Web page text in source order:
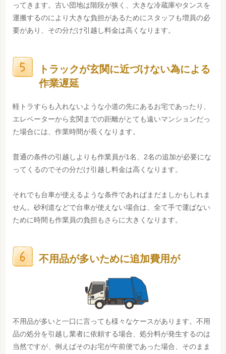
ってきます。古い団地は階段が狭く、大きな冷蔵庫やタンスを
運搬するのにより大きな負担があるためにスタッフも増員の必
要があり、その分だけ引越し料金は高くなります。
トラックが玄関に近づけない為による
作業遅延
軽トラすらも入れないような小道の先にあるお宅であったり、
エレベーターから玄関までの距離がとても遠いマンションだっ
た場合には、作業時間が長くなります。
普通の条件の引越しよりも作業員が1名、2名の追加が必要にな
ってくるのでその分だけ引越し料金は高くなります。
それでも台車が使えるような条件であればまだましかもしれま
せん。砂利道などで台車が使えない場合は、全て手で運ばない
ために時間も作業員の負担もさらに大きくなります。
不用品が多いために追加費用が
不用品が多いと一口に言っても様々なケースがあります。不用
品の処分を引越し業者に依頼する場合、処分料が発生するのは
当然ですが、例えばそのお宅が午前便であった場合、そのまま